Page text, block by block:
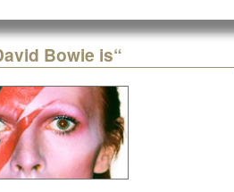
Bowie is“